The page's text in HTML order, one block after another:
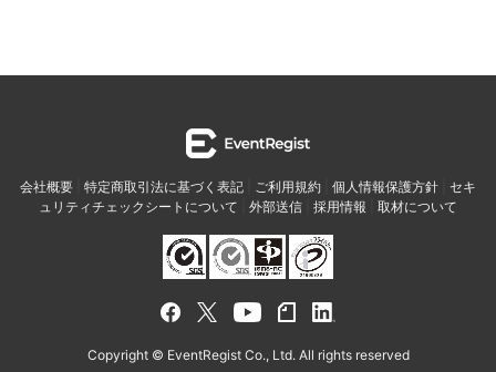
個人情報苦情及び相談窓口
E-Mail ： contact@eventregist.com
受付時間 ： 10:00～18:00
※土日、祝日、年末年始、GW期間は翌営業日以降の対応とさせ
会社概要 特定商取引法に基づく表記 ご利用規約 個人情報保護方針
セキ
ュリティチェックシートについて
外部送信 採用情報 取材について
Copyright © EventRegist Co., Ltd. All rights reserved